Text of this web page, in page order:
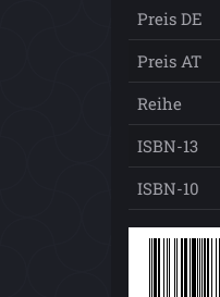
Preis DE
Preis AT
Reihe
ISBN-13
ISBN-10